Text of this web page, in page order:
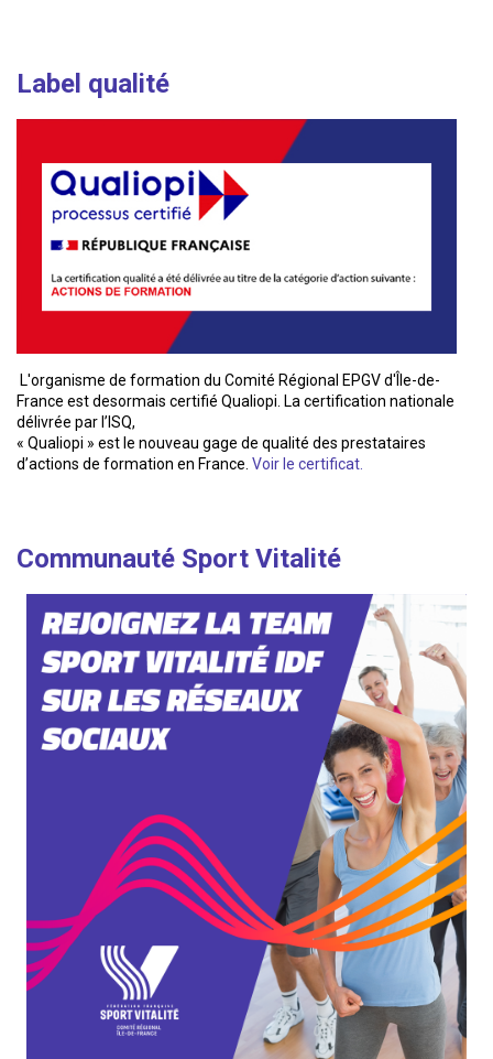
Label qualité
L'organisme de formation du Comité Régional EPGV d'Île-de-
France est desormais certifié Qualiopi. La certification nationale
délivrée par l’ISQ,
« Qualiopi » est le nouveau gage de qualité des prestataires
d’actions de formation en France. Voir le certificat.
Communauté Sport Vitalité